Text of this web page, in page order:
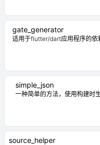
gate_generator
适用于flutter/dart应用程序的依
simple_json
一种简单的方法，使用构建时
source_helper